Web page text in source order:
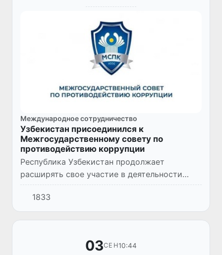
Международное сотрудничество
Узбекистан присоединился к
Межгосударственному совету по
противодействию коррупции
Республика Узбекистан продолжает
расширять свое участие в деятельности
органов отраслевого сотрудничества
Содружества Независимых Государств. В
текущем году узбекской стороной заве...
1833
03СЕН10:44